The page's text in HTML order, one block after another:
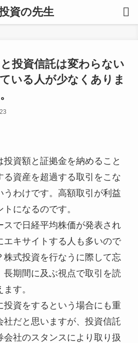
資の先生
投資信託は変わらない
いる人が少なくありま
資額と証拠金を納めること
る資産を超過する取引をこな
うわけです。高額取引が利益
になるのです。
スで日経平均株価が発表され
エキサイトする人も多いので
株式投資を行なうに際して忘
長期間に及ぶ視点で取引を読
す。
投資をするという場合にも重
社だと思いますが、投資信託
会社のスタンスにより取り扱